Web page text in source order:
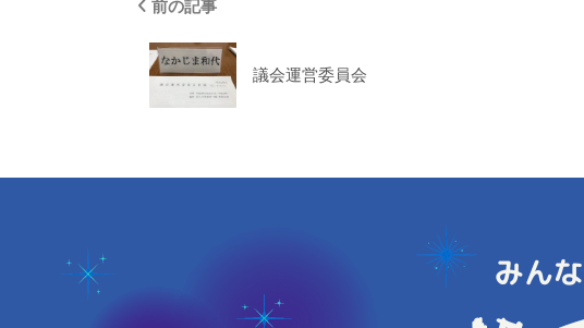
前の記事
議会運営委員会